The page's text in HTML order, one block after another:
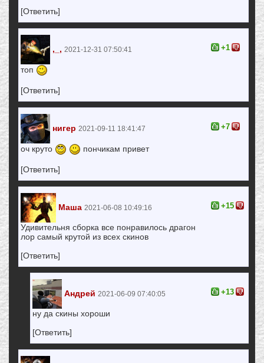
[Ответить]
,_, 2021-12-31 07:50:41
топ
[Ответить]
+1
нигер 2021-09-11 18:41:47
оч круто пончикам привет
[Ответить]
+7
Маша 2021-06-08 10:49:16
Удивительня сборка все понравилось драгон
лор самый крутой из всех скинов
[Ответить]
+15
Андрей 2021-06-09 07:40:05
ну да скины хороши
[Ответить]
+13